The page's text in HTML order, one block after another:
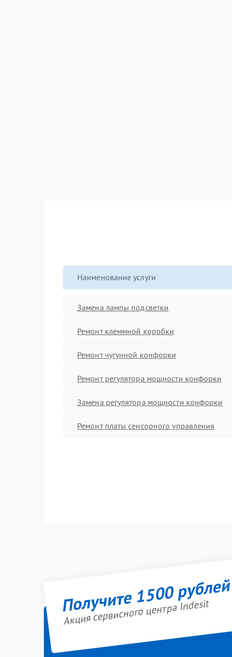
Наименование услуги
Замена лампы подсветки
Ремонт клеммной коробки
Ремонт чугунной конфорки
Ремонт регулятора мощности конфорки
Замена регулятора мощности конфорки
Ремонт платы сенсорного управления
Получите 1500
Акция сервисного центра Indesit